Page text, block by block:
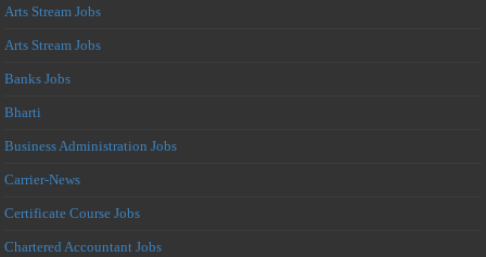
Arts Stream Jobs
Arts Stream Jobs
Banks Jobs
Bharti
Business Administration Jobs
Carrier-News
Certificate Course Jobs
Chartered Accountant Jobs